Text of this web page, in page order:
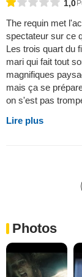
1,0
The requin met
spectateur sur ce
Les trois quart du
mari qui fait tout
magnifiques
mais ça se
on s'est pas
Lire plus
Photos